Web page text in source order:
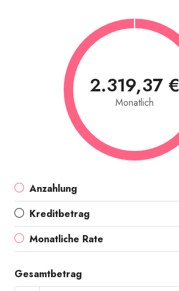
2.319,37 €
Monatlich
Anzahlung
Kreditbetrag
Monatliche Rate
Gesamtbetrag